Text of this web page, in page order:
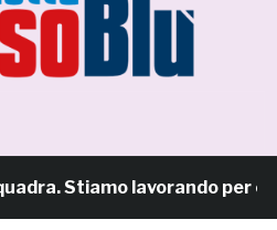
Stiamo lavorando per